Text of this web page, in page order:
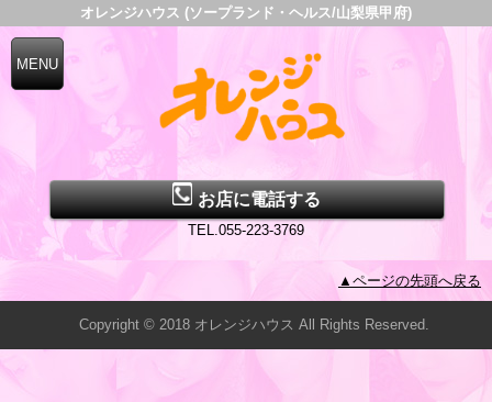
オレンジハウス (ソープランド・ヘルス/山梨県甲府)
お店に電話する
TEL.055-223-3769
▲ページの先頭へ戻る
Copyright © 2018 オレンジハウス All Rights Reserved.